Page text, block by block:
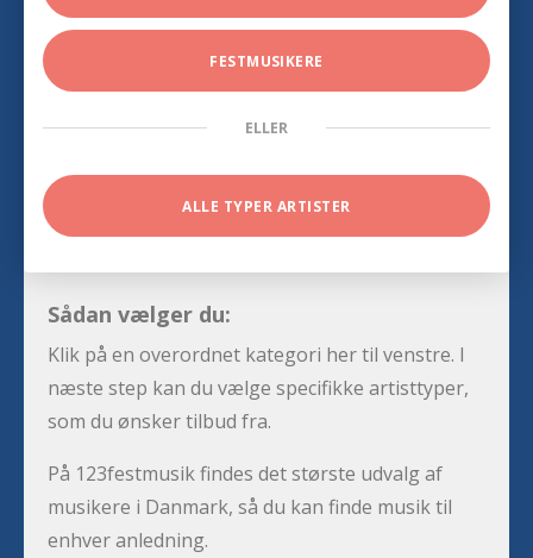
FESTMUSIKERE
ELLER
ALLE TYPER ARTISTER
Sådan vælger du:
Klik på en overordnet kategori her til venstre. I
næste step kan du vælge specifikke artisttyper,
som du ønsker tilbud fra.
På 123festmusik findes det største udvalg af
musikere i Danmark, så du kan finde musik til
enhver anledning.